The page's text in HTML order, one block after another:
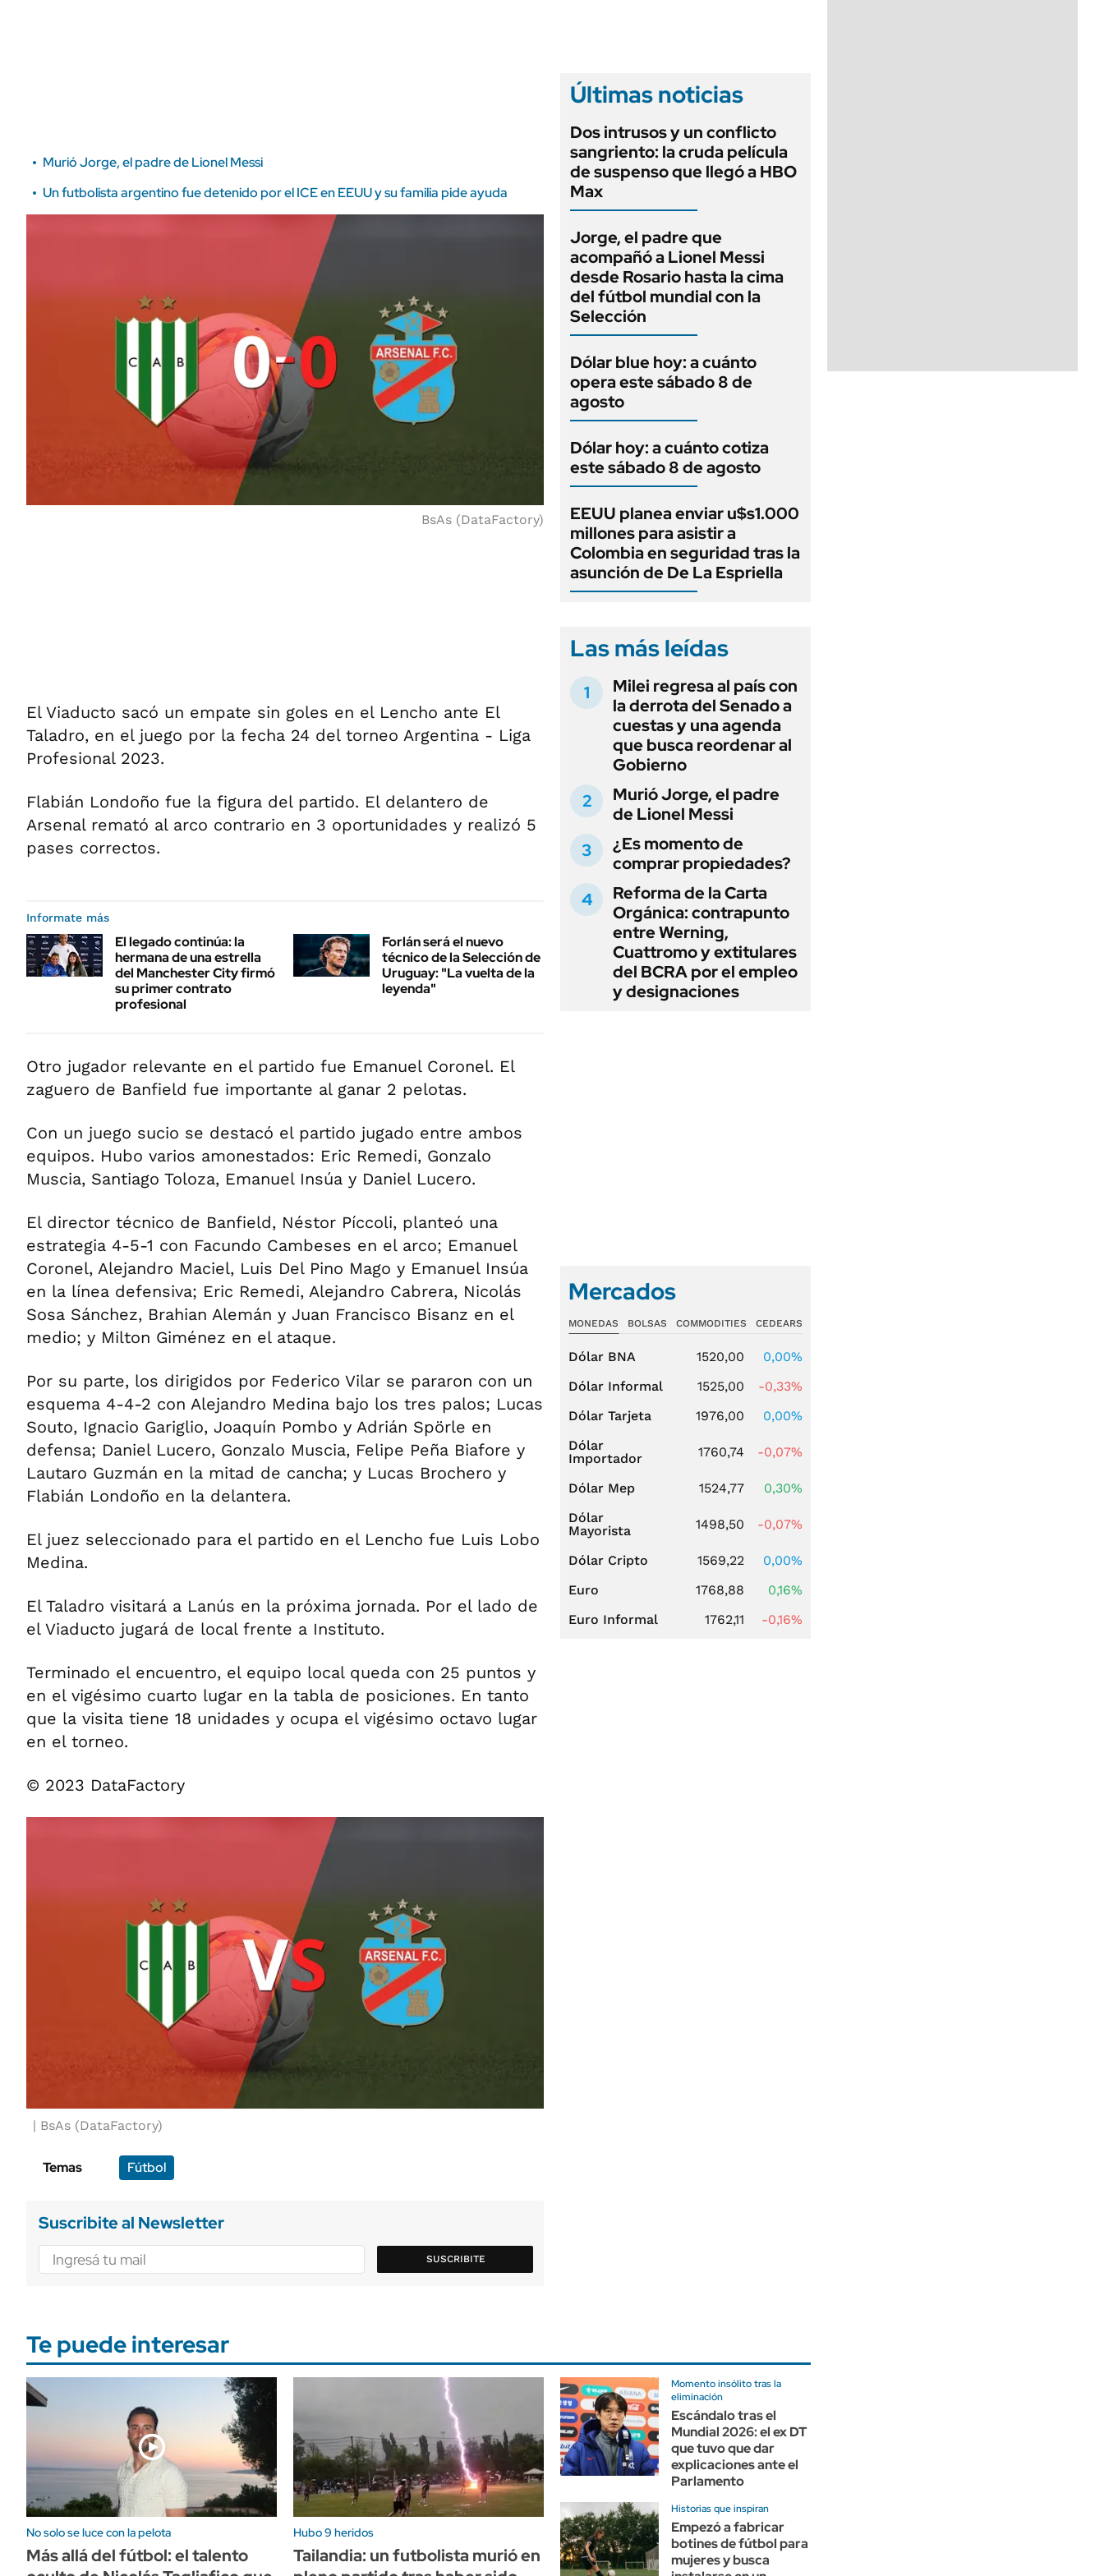
Murió Jorge, el padre de Lionel Messi
Un futbolista argentino fue detenido por el ICE en EEUU y su familia pide ayuda
BsAs (DataFactory)
El Viaducto sacó un empate sin goles en el Lencho ante El
Taladro, en el juego por la fecha 24 del torneo Argentina - Liga
Profesional 2023.
Flabián Londoño fue la figura del partido. El delantero de
Arsenal remató al arco contrario en 3 oportunidades y realizó 5
pases correctos.
Informate más
El legado continúa: la
hermana de una estrella
del Manchester City firmó
su primer contrato
profesional
Forlán será el nuevo
técnico de la Selección de
Uruguay: "La vuelta de la
leyenda"
Otro jugador relevante en el partido fue Emanuel Coronel. El
zaguero de Banfield fue importante al ganar 2 pelotas.
Con un juego sucio se destacó el partido jugado entre ambos
equipos. Hubo varios amonestados: Eric Remedi, Gonzalo
Muscia, Santiago Toloza, Emanuel Insúa y Daniel Lucero.
El director técnico de Banfield, Néstor Píccoli, planteó una
estrategia 4-5-1 con Facundo Cambeses en el arco; Emanuel
Coronel, Alejandro Maciel, Luis Del Pino Mago y Emanuel Insúa
en la línea defensiva; Eric Remedi, Alejandro Cabrera, Nicolás
Sosa Sánchez, Brahian Alemán y Juan Francisco Bisanz en el
medio; y Milton Giménez en el ataque.
Por su parte, los dirigidos por Federico Vilar se pararon con un
esquema 4-4-2 con Alejandro Medina bajo los tres palos; Lucas
Souto, Ignacio Gariglio, Joaquín Pombo y Adrián Spörle en
defensa; Daniel Lucero, Gonzalo Muscia, Felipe Peña Biafore y
Lautaro Guzmán en la mitad de cancha; y Lucas Brochero y
Flabián Londoño en la delantera.
El juez seleccionado para el partido en el Lencho fue Luis Lobo
Medina.
El Taladro visitará a Lanús en la próxima jornada. Por el lado de
el Viaducto jugará de local frente a Instituto.
Terminado el encuentro, el equipo local queda con 25 puntos y
en el vigésimo cuarto lugar en la tabla de posiciones. En tanto
que la visita tiene 18 unidades y ocupa el vigésimo octavo lugar
en el torneo.
© 2023 DataFactory
BsAs (DataFactory)
Temas Fútbol
Suscribite al Newsletter
SUSCRIBITE
Últimas noticias
Dos intrusos y un conflicto
sangriento: la cruda película
de suspenso que llegó a HBO
Max
Jorge, el padre que
acompañó a Lionel Messi
desde Rosario hasta la cima
del fútbol mundial con la
Selección
Dólar blue hoy: a cuánto
opera este sábado 8 de
agosto
Dólar hoy: a cuánto cotiza
este sábado 8 de agosto
EEUU planea enviar u$s1.000
millones para asistir a
Colombia en seguridad tras la
asunción de De La Espriella
Las más leídas
Milei regresa al país con
la derrota del Senado a
cuestas y una agenda
que busca reordenar al
Gobierno
Murió Jorge, el padre
de Lionel Messi
¿Es momento de
comprar propiedades?
Reforma de la Carta
Orgánica: contrapunto
entre Werning,
Cuattromo y extitulares
del BCRA por el empleo
y designaciones
Mercados
MONEDAS BOLSAS COMMODITIES CEDEARS
Dólar BNA 1520,00
0,00%
Dólar Informal
1525,00
-0,33%
Dólar Tarjeta
1976,00
0,00%
Dólar
Importador
1760,74 -0,07%
Dólar Mep 1524,77
0,30%
Dólar
Mayorista
1498,50 -0,07%
Dólar Cripto 1569,22
0,00%
Euro
1768,88
0,16%
Euro Informal
1762,11 -0,16%
Te puede interesar
No solo se luce con la pelota
Más allá del fútbol: el talento
Hubo 9 heridos
Tailandia: un futbolista murió en
Momento insólito tras la
eliminación
Escándalo tras el
Mundial 2026: el ex DT
que tuvo que dar
explicaciones ante el
Parlamento
Historias que inspiran
Empezó a fabricar
botines de fútbol para
mujeres y busca